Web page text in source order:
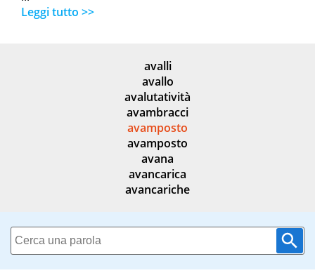
Leggi tutto >>
avalli
avallo
avalutatività
avambracci
avamposto
avamposto
avana
avancarica
avancariche